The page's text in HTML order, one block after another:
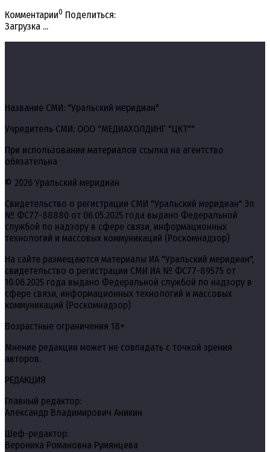
Комментарии0 Поделиться:
Загрузка ...
Название СМИ: "Уральский меридиан"
Учредитель СМИ: ООО "МЕДИАХОЛДИНГ "ЦКТ""
При использовании материалов ссылка на агентство
обязательна
© 2026 Уральский меридиан
Свидетельство о регистрации СМИ "Уральский меридиан" Эл
№ ФС77-88880 от 06.05.2025 года выдано Федеральной
службой по надзору в сфере связи, информационных
технологий и массовых коммуникаций (Роскомнадзор)
На сайте размещаются материалы ИА "Уральский меридиан",
свидетельство о регистрации СМИ ИА № ФС77-89575 от
10.06.2025 года выдано Федеральной службой по надзору в
сфере связи, информационных технологий и массовых
коммуникаций (Роскомнадзор)
Возрастные ограничения 18+
Мнение редакции может не совпадать с точкой зрения
авторов.
РЕДАКЦИЯ
Главный редактор:
Александр Владимирович Аникин
Шеф-редактор:
Вероника Романовна Румянцева